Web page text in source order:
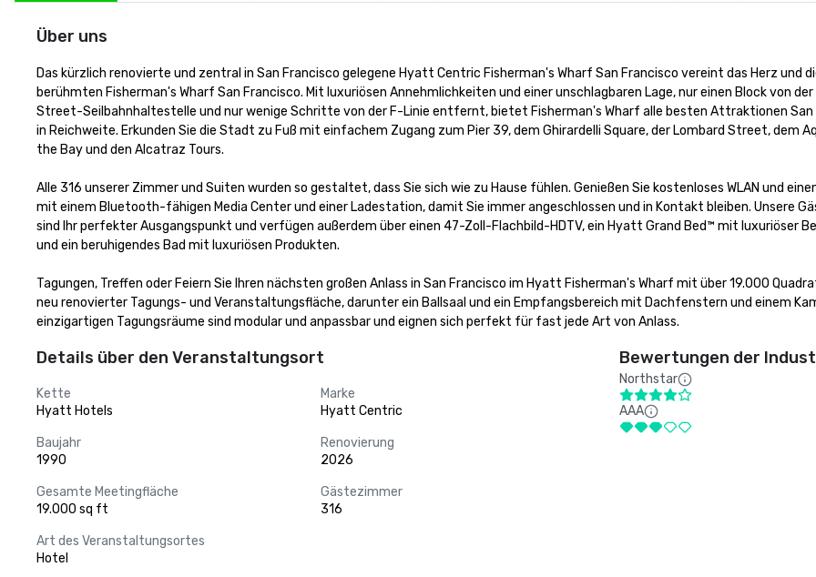
Über uns
Das kürzlich renovierte und zentral in San Francisco gelegene Hyatt Centric Fisherman's Wharf San Francisco vereint das Herz und
berühmten Fisherman's Wharf San Francisco. Mit luxuriösen Annehmlichkeiten und einer unschlagbaren Lage, nur einen Block von
Street-Seilbahnhaltestelle und nur wenige Schritte von der F-Linie entfernt, bietet Fisherman's Wharf alle besten Attraktionen San
in Reichweite. Erkunden Sie die Stadt zu Fuß mit einfachem Zugang zum Pier 39, dem Ghirardelli Square, der Lombard Street, dem
the Bay und den Alcatraz Tours.
Alle 316 unserer Zimmer und Suiten wurden so gestaltet, dass Sie sich wie zu Hause fühlen. Genießen Sie kostenloses WLAN und
mit einem Bluetooth-fähigen Media Center und einer Ladestation, damit Sie immer angeschlossen und in Kontakt bleiben. Unsere
sind Ihr perfekter Ausgangspunkt und verfügen außerdem über einen 47-Zoll-Flachbild-HDTV, ein Hyatt Grand Bed™ mit luxuriöser
und ein beruhigendes Bad mit luxuriösen Produkten.
Tagungen, Treffen oder Feiern Sie Ihren nächsten großen Anlass in San Francisco im Hyatt Fisherman's Wharf mit über 19.000
neu renovierter Tagungs- und Veranstaltungsfläche, darunter ein Ballsaal und ein Empfangsbereich mit Dachfenstern und einem
einzigartigen Tagungsräume sind modular und anpassbar und eignen sich perfekt für fast jede Art von Anlass.
Details über den Veranstaltungsort
Kette
Hyatt Hotels
Marke
Hyatt Centric
Baujahr
1990
Renovierung
2026
Gesamte Meetingfläche
19.000 sq ft
Gästezimmer
316
Art des Veranstaltungsortes
Hotel
Bewertungen der
Northstar
AAA